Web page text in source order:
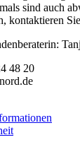
sind auch
kontaktieren
48 20